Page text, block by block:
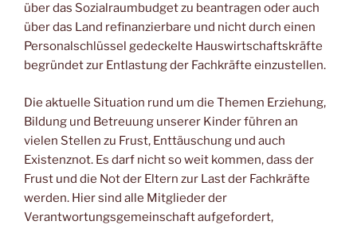
über das Sozialraumbudget zu beantragen oder auch
über das Land refinanzierbare und nicht durch einen
Personalschlüssel gedeckelte Hauswirtschaftskräfte
begründet zur Entlastung der Fachkräfte einzustellen.
Die aktuelle Situation rund um die Themen Erziehung,
Bildung und Betreuung unserer Kinder führen an
vielen Stellen zu Frust, Enttäuschung und auch
Existenznot. Es darf nicht so weit kommen, dass der
Frust und die Not der Eltern zur Last der Fachkräfte
werden. Hier sind alle Mitglieder der
Verantwortungsgemeinschaft aufgefordert,